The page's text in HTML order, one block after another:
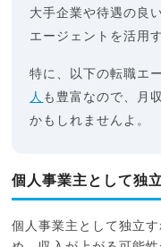
大手企業や待遇の良
エージェントを活用
特に、以下の転職エ
人 も豊富なので、月
かもしれませんよ。
個人事業主として独
個人事業主として独立